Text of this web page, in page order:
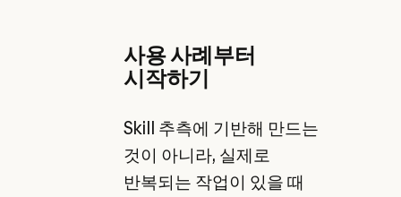
사용 사례부터
시작하기
Skill 추측에 기반해 만드는
것이 아니라, 실제로
반복되는 작업이 있을 때